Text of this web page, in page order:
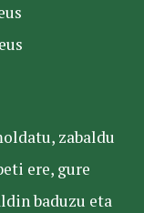
zabaldu
ere, gure
baduzu eta